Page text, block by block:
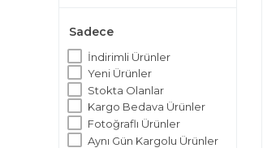
TRİTON BOATS
Sadece
İndirimli Ürünler
Yeni Ürünler
Stokta Olanlar
Kargo Bedava Ürünler
Fotoğraflı Ürünler
Aynı Gün Kargolu Ürünler